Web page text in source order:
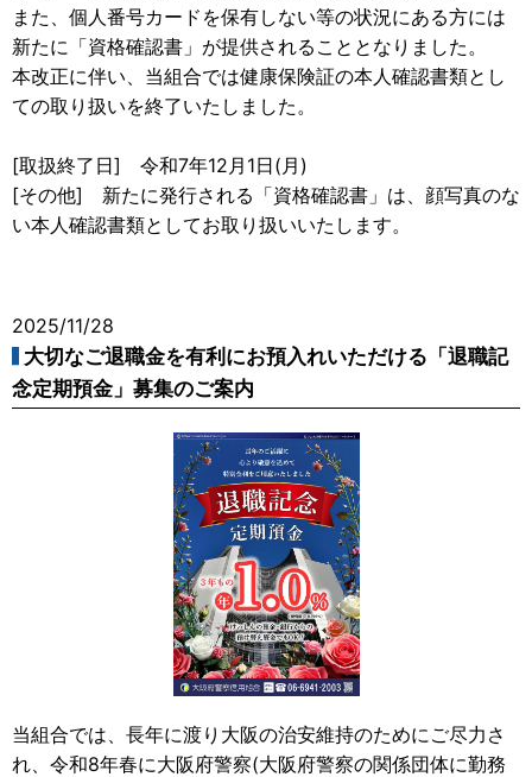
また、個人番号カードを保有しない等の状況にある方には
新たに「資格確認書」が提供されることとなりました。
本改正に伴い、当組合では健康保険証の本人確認書類とし
ての取り扱いを終了いたしました。
[取扱終了日] 令和7年12月1日(月)
[その他] 新たに発行される「資格確認書」は、顔写真のな
い本人確認書類としてお取り扱いいたします。
2025/11/28
大切なご退職金を有利にお預入れいただける「退職記
念定期預金」募集のご案内
当組合では、長年に渡り大阪の治安維持のためにご尽力さ
れ、令和8年春に大阪府警察(大阪府警察の関係団体に勤務